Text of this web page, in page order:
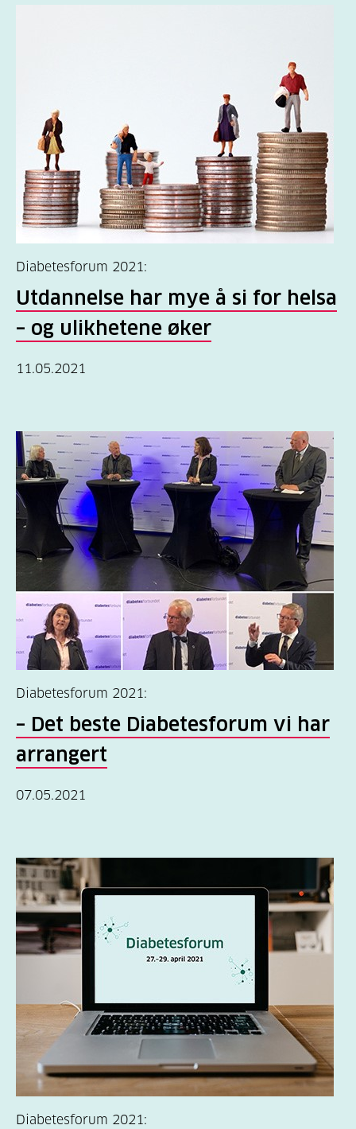
Diabetesforum 2021:
Utdannelse har mye å si for helsa
– og ulikhetene øker
11.05.2021
Diabetesforum 2021:
– Det beste Diabetesforum vi har
arrangert
07.05.2021
Diabetesforum 2021: